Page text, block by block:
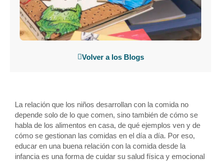
Volver a los Blogs
La relación que los niños desarrollan con la comida no
depende solo de lo que comen, sino también de cómo se
habla de los alimentos en casa, de qué ejemplos ven y de
cómo se gestionan las comidas en el día a día. Por eso,
educar en una buena relación con la comida desde la
infancia es una forma de cuidar su salud física y emocional